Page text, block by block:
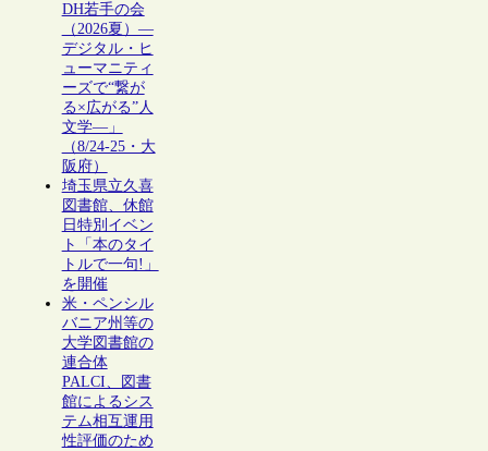
DH若手の会
（2026夏）―
デジタル・ヒ
ューマニティ
ーズで“繋が
る×広がる”人
文学―」
（8/24-25・大
阪府）
埼玉県立久喜
図書館、休館
日特別イベン
ト「本のタイ
トルで一句!」
を開催
米・ペンシル
バニア州等の
大学図書館の
連合体
PALCI、図書
館によるシス
テム相互運用
性評価のため